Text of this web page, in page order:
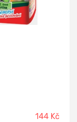
144 Kč